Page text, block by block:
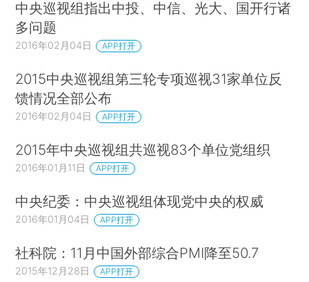
中央巡视组指出中投、中信、光大、国开行诸
多问题
2016年02月04日 APP打开
2015中央巡视组第三轮专项巡视31家单位反
馈情况全部公布
2016年02月04日 APP打开
2015年中央巡视组共巡视83个单位党组织
2016年01月11日 APP打开
中央纪委：中央巡视组体现党中央的权威
2016年01月04日 APP打开
社科院：11月中国外部综合PMI降至50.7
2015年12月28日 APP打开